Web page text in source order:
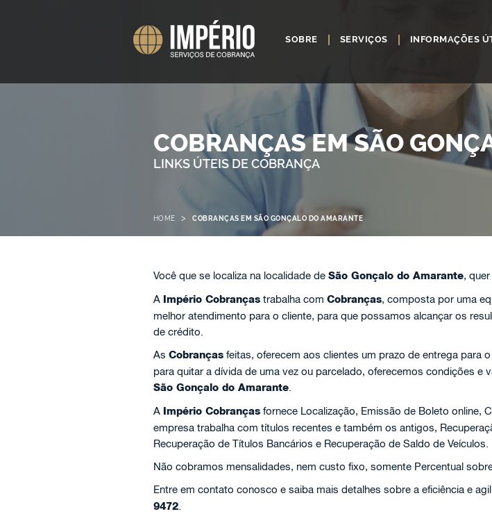
SOBRE SERVIÇOS INFORMAÇÕES
COBRANÇAS EM SÃO
LINKS ÚTEIS DE COBRANÇA
HOME > COBRANÇAS EM SÃO GONÇALO DO AMARANTE
Você que se localiza na localidade de São Gonçalo do Amarante,
A Império Cobrançastrabalha com Cobranças, composta por uma
melhor atendimento para o cliente, para que possamos alcançar os
de crédito.
As Cobrançasfeitas, oferecem aos clientes um prazo de entrega para
para quitar a dívida de uma vez ou parcelado, oferecemos condições e
São Gonçalo do Amarante.
A Império Cobrançasfornece Localização, Emissão de Boleto online,
empresa trabalha com títulos recentes e também os antigos,
Recuperação de Títulos Bancários e Recuperação de Saldo de Veículos.
Não cobramos mensalidades, nem custo fixo, somente Percentual
Entre em contato conosco e saiba mais detalhes sobre a eficiência e
9472.